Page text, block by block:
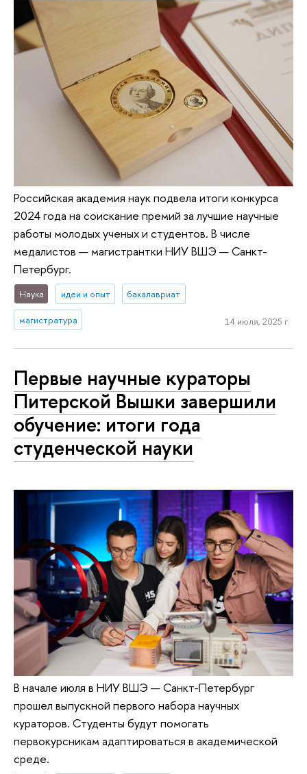
Российская академия наук подвела итоги конкурса
2024 года на соискание премий за лучшие научные
работы молодых ученых и студентов. В числе
медалистов — магистрантки НИУ ВШЭ — Санкт-
Петербург.
Наука идеи и опыт бакалавриат
магистратура 14 июля, 2025 г.
Первые научные кураторы
Питерской Вышки завершили
обучение: итоги года
студенческой науки
В начале июля в НИУ ВШЭ — Санкт-Петербург
прошел выпускной первого набора научных
кураторов. Студенты будут помогать
первокурсникам адаптироваться в академической
среде.